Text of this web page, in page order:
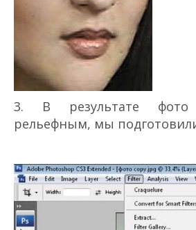
3. В результате фото
рельефным, мы